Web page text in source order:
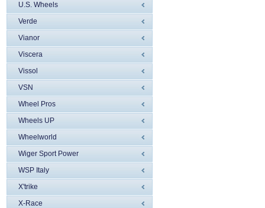
U.S. Wheels
Verde
Vianor
Viscera
Vissol
VSN
Wheel Pros
Wheels UP
Wheelworld
Wiger Sport Power
WSP Italy
X'trike
X-Race